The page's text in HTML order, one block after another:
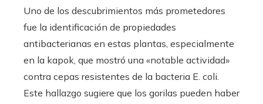
Uno de los descubrimientos más prometedores
fue la identificación de propiedades
antibacterianas en estas plantas, especialmente
en la kapok, que mostró una «notable actividad»
contra cepas resistentes de la bacteria E. coli.
Este hallazgo sugiere que los gorilas pueden haber